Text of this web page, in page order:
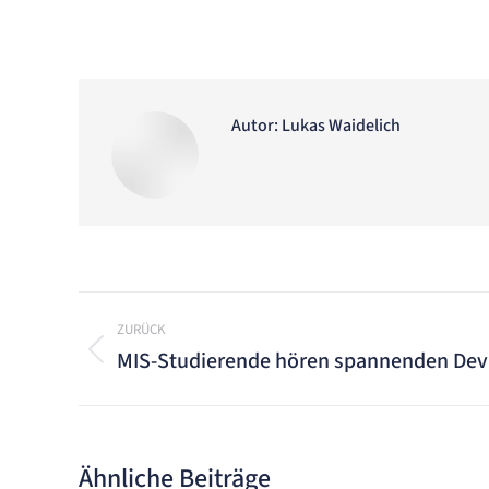
Autor: Lukas Waidelich
Kommentarnavigation
ZURÜCK
Vorheriger
MIS-Studierende hören spannenden
Ähnliche Beiträge